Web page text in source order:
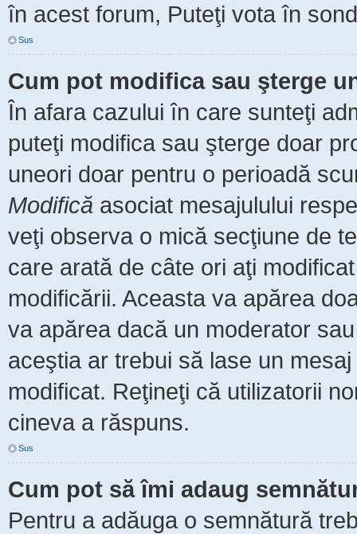
în acest forum, Puteţi vota în
Sus
Cum pot modifica sau şterge
În afara cazului în care sunteţi
puteţi modifica sau şterge doar
uneori doar pentru o perioadă
Modifică asociat mesajulului
veţi observa o mică secţiune de
care arată de câte ori aţi
modificării. Aceasta va apărea
va apărea dacă un moderator
aceştia ar trebui să lase un
modificat. Reţineţi că utilizatorii
cineva a răspuns.
Sus
Cum pot să îmi adaug
Pentru a adăuga o semnătură